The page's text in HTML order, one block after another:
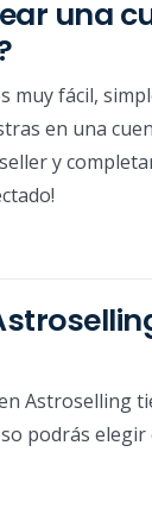
una
muy fácil,
en una
y
Astroselling
podrás elegir